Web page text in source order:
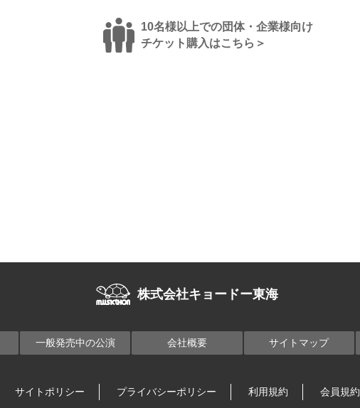
10名様以上での団体・企業様向け
チケット購入はこちら＞
株式会社キョードー東海
一般発売中の公演 会社概要 サイトマップ
サイトポリシー プライバシーポリシー 利用規約 会員規約